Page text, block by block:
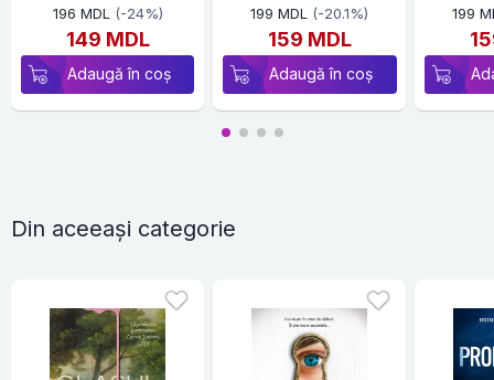
196 MDL (-24%)
149 MDL
Adaugă în coș
199 MDL (-20.1%)
159 MDL
Adaugă în coș
199
Din aceeași categorie